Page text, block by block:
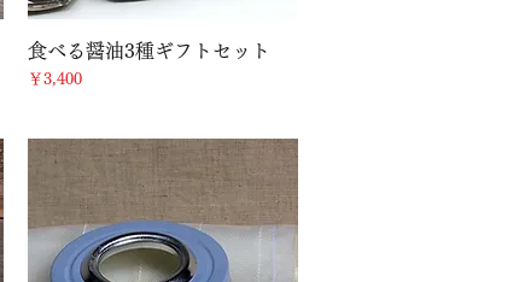
クイックビュー
食べる醤油3種ギフトセット
価格
￥3,400